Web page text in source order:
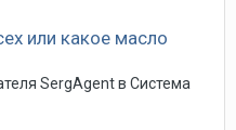
или какое масло
SergAgentв Система